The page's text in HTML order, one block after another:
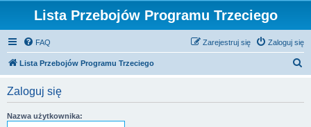
Lista Przebojów Programu Trzeciego
FAQ Zaloguj się
Zarejestruj się
Lista Przebojów Programu Trzeciego
Zaloguj się
Nazwa użytkownika: